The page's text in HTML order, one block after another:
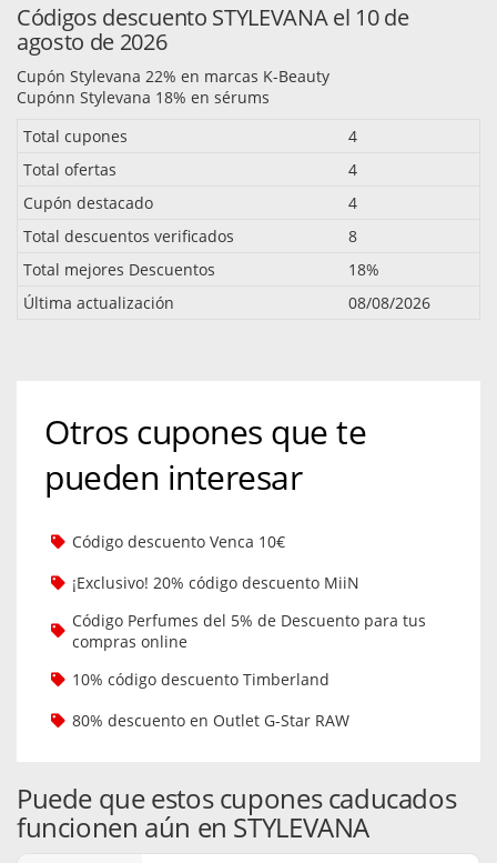
Códigos descuento STYLEVANA el 10 de
agosto de 2026
Cupón Stylevana 22% en marcas K-Beauty
Cupónn Stylevana 18% en sérums
Total cupones
4
Total ofertas
4
Cupón destacado
4
Total descuentos verificados
8
Total mejores Descuentos
18%
Última actualización
08/08/2026
Otros cupones que te
pueden interesar
Código descuento Venca 10€
¡Exclusivo! 20% código descuento MiiN
Código Perfumes del 5% de Descuento para tus
compras online
10% código descuento Timberland
80% descuento en Outlet G-Star RAW
Puede que estos cupones caducados
funcionen aún en STYLEVANA